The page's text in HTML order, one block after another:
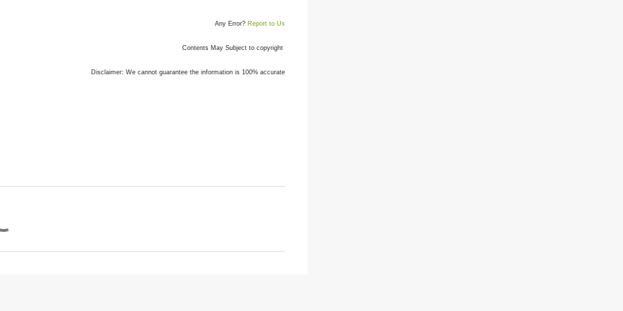
Any Error? Report to Us
Contents May Subject to copyright
Disclaimer: We cannot guarantee the information is 100% accurate